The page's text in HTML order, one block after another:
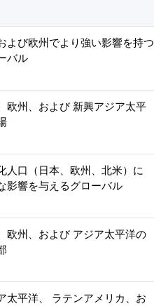
よび欧州でより強い影響を持つ
バル
欧州、および 新興アジア太平
人口（日本、欧州、北米）に
影響を与えるグローバル
欧州、および アジア太平洋の
太平洋、 ラテンアメリカ、お